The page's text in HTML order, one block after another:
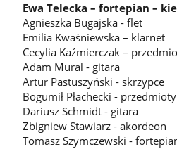
Ewa Telecka – fortepian –
Agnieszka Bugajska - flet
Emilia Kwaśniewska – klarnet
Cecylia Kaźmierczak –
Adam Mural - gitara
Artur Pastuszyński - skrzypce
Bogumił Płachecki -
Dariusz Schmidt - gitara
Zbigniew Stawiarz - akordeon
Tomasz Szymczewski -